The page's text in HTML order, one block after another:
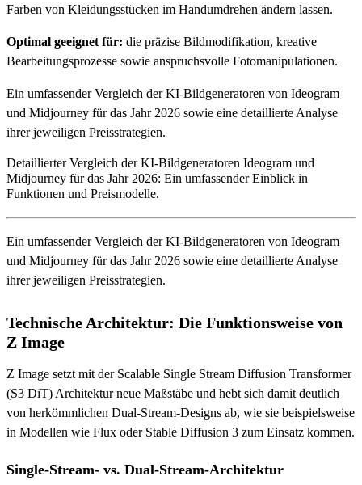
Farben von Kleidungsstücken im Handumdrehen ändern lassen.
Optimal geeignet für: die präzise Bildmodifikation, kreative
Bearbeitungsprozesse sowie anspruchsvolle Fotomanipulationen.
Ein umfassender Vergleich der KI-Bildgeneratoren von Ideogram
und Midjourney für das Jahr 2026 sowie eine detaillierte Analyse
ihrer jeweiligen Preisstrategien.
Detaillierter Vergleich der KI-Bildgeneratoren Ideogram und
Midjourney für das Jahr 2026: Ein umfassender Einblick in
Funktionen und Preismodelle.
Ein umfassender Vergleich der KI-Bildgeneratoren von Ideogram
und Midjourney für das Jahr 2026 sowie eine detaillierte Analyse
ihrer jeweiligen Preisstrategien.
Technische Architektur: Die Funktionsweise von
Z Image
Z Image setzt mit der Scalable Single Stream Diffusion Transformer
(S3 DiT) Architektur neue Maßstäbe und hebt sich damit deutlich
von herkömmlichen Dual-Stream-Designs ab, wie sie beispielsweise
in Modellen wie Flux oder Stable Diffusion 3 zum Einsatz kommen.
Single-Stream- vs. Dual-Stream-Architektur